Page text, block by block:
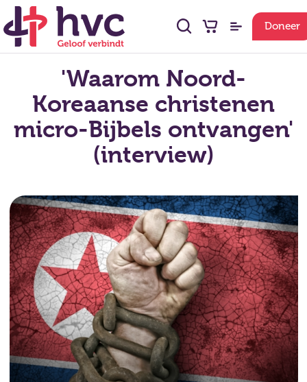
Doneer
'Waarom Noord-
Koreaanse christenen
micro-Bijbels ontvangen'
(interview)